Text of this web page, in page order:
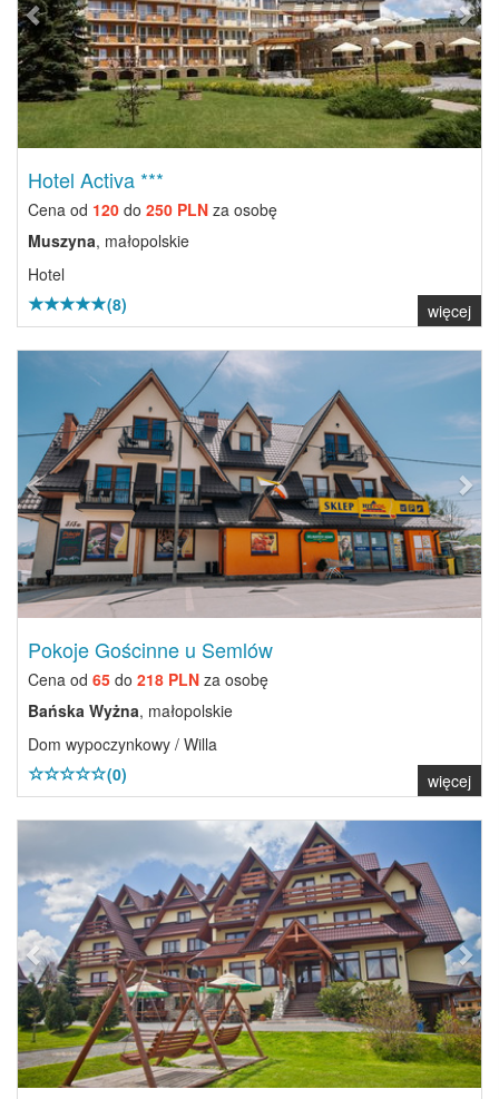
Hotel Activa ***
Cena od 120 do 250 PLN za osobę
Muszyna, małopolskie
Hotel
(8)
więcej
Previous Next
Pokoje Gościnne u Semlów
Cena od 65 do 218 PLN za osobę
Bańska Wyżna, małopolskie
Dom wypoczynkowy / Willa
(0)
więcej